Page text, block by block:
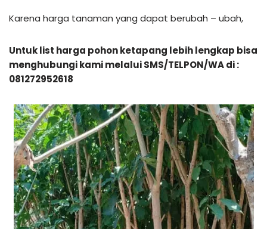
Karena harga tanaman yang dapat berubah – ubah,
Untuk list harga pohon ketapang lebih lengkap bisa
menghubungi kami melalui SMS/TELPON/WA di :
081272952618